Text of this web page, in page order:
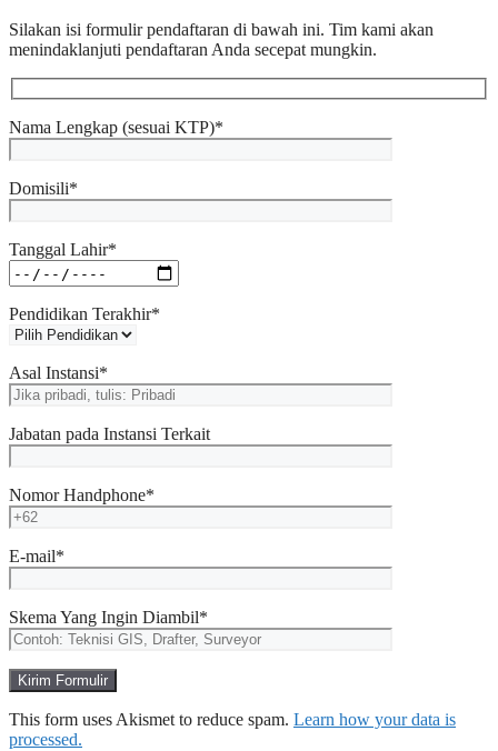
Silakan isi formulir pendaftaran di bawah ini. Tim kami akan
menindaklanjuti pendaftaran Anda secepat mungkin.
Nama Lengkap (sesuai KTP)*
Domisili*
Tanggal Lahir*
Pendidikan Terakhir*
Asal Instansi*
Jabatan pada Instansi Terkait
Nomor Handphone*
E-mail*
Skema Yang Ingin Diambil*
This form uses Akismet to reduce spam. Learn how your data is
processed.